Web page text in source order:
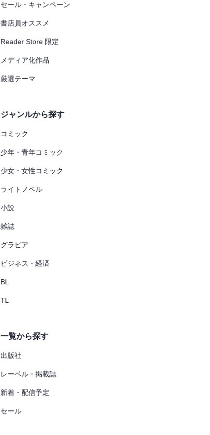
セール・キャンペーン
書店員オススメ
Reader Store 限定
メディア化作品
厳選テーマ
ジャンルから探す
コミック
少年・青年コミック
少女・女性コミック
ライトノベル
小説
雑誌
グラビア
ビジネス・経済
BL
TL
一覧から探す
出版社
レーベル・掲載誌
新着・配信予定
セール